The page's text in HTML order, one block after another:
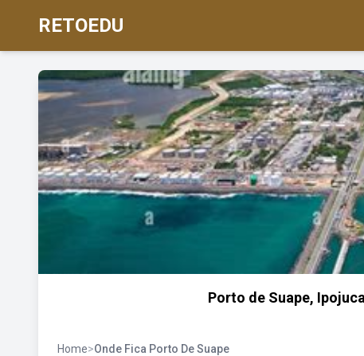
RETOEDU
Porto de Suape,
Home>Onde Fica Porto De Suape